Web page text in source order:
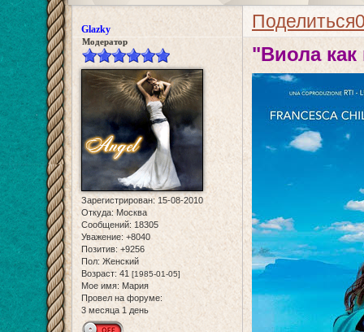
Поделиться
Glazky
Модератор
Зарегистрирован: 15-08-2010
Откуда:Москва
Сообщений: 18305
Уважение: +8040
Позитив: +9256
Пол: Женский
Возраст: 41 [1985-01-05]
Мое имя: Мария
Провел на форуме:
3 месяца 1 день
"Виола